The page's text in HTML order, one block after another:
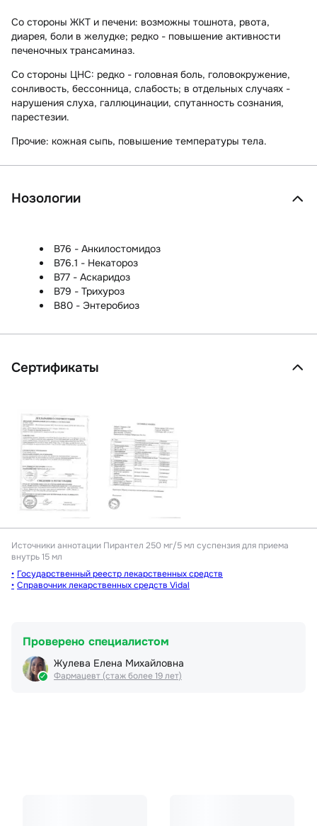
Со стороны ЖКТ и печени: возможны тошнота, рвота,
диарея, боли в желудке; редко - повышение активности
печеночных трансаминаз.
Со стороны ЦНС: редко - головная боль, головокружение,
сонливость, бессонница, слабость; в отдельных случаях -
нарушения слуха, галлюцинации, спутанность сознания,
парестезии.
Прочие: кожная сыпь, повышение температуры тела.
Нозологии
B76 - Анкилостомидоз
B76.1 - Некатороз
B77 - Аскаридоз
B79 - Трихуроз
B80 - Энтеробиоз
Сертификаты
Источники аннотации Пирантел 250 мг/5 мл суспензия для приема
внутрь 15 мл
Государственный реестр лекарственных средств
Справочник лекарственных средств Vidal
Проверено специалистом
Жулева Елена Михайловна
Фармацевт (стаж более 19 лет)